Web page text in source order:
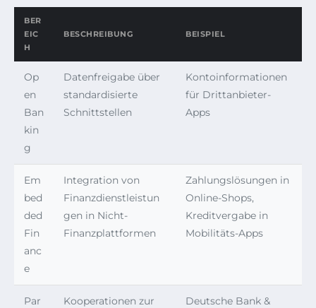
BER
EIC
H
BESCHREIBUNG BEISPIEL
Op
en
Ban
kin
g
Datenfreigabe über
standardisierte
Schnittstellen
Kontoinformationen
für Drittanbieter-
Apps
Em
bed
ded
Fin
anc
e
Integration von
Finanzdienstleistun
gen in Nicht-
Finanzplattformen
Zahlungslösungen in
Online-Shops,
Kreditvergabe in
Mobilitäts-Apps
Par
Kooperationen zur
Deutsche Bank &